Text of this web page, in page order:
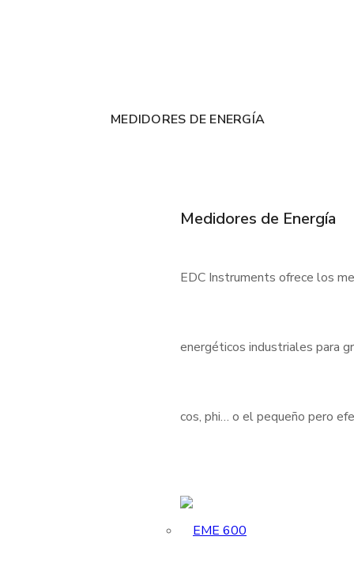
MEDIDORES DE ENERGÍA
Medidores de Energía
EDC Instruments ofrece los
energéticos industriales para
cos, phi… o el pequeño pero